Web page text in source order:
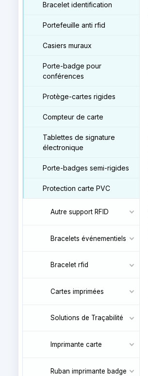
Bracelet identification
Portefeuille anti rfid
Casiers muraux
Porte-badge pour
conférences
Protège-cartes rigides
Compteur de carte
Tablettes de signature
électronique
Porte-badges semi-rigides
Protection carte PVC
Autre support RFID
Bracelets événementiels
Bracelet rfid
Cartes imprimées
Solutions de Traçabilité
Imprimante carte
Ruban imprimante badge